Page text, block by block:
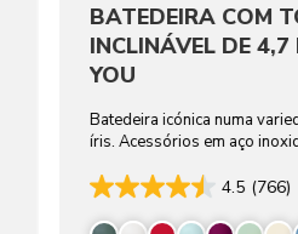
BATEDEIRA COM
INCLINÁVEL DE
YOU
Batedeira icónica numa
íris. Acessórios em aço
4.5 (766)